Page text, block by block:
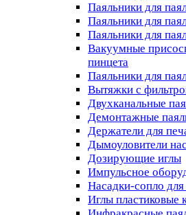
Паяльники для
Паяльники для
Паяльники для
Вакуумные
пинцета
Паяльники для
Вытяжки с
Двухканальные
Демонтажные
Держатели для
Дымоуловители
Дозирующие иглы
Импульсное
Насадки-сопло
Иглы пластиковые